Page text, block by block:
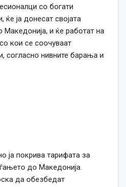
со богати
ја донесат својата
Македонија, и ќе работат на
кои се соочуваат
согласно нивните барања и
ја покрива тарифата за
до Македонија.
да обезбедат